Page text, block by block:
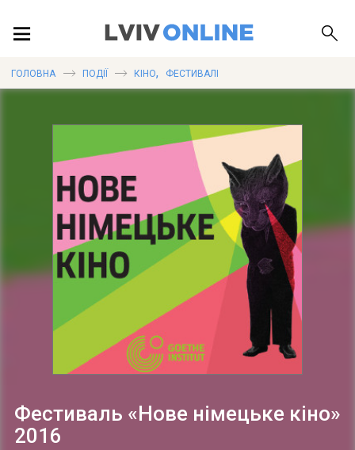
ПУБЛІКАЦІЇ
ДОВІДКА
ГОЛОВНА ПОДІЇ КІНО, ФЕСТИВАЛІ
Фестиваль «Нове німецьке кіно»
2016